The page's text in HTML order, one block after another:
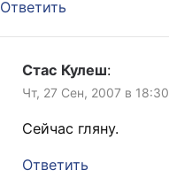
Ответить
Стас Кулеш:
Чт, 27 Сен, 2007 в 18:30
Сейчас гляну.
Ответить